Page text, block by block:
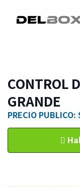
CONTROL
GRANDE
PRECIO PUBLICO: